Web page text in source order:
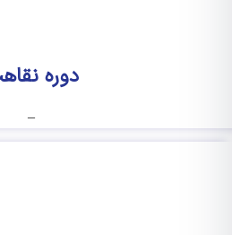
دوره نقاهت